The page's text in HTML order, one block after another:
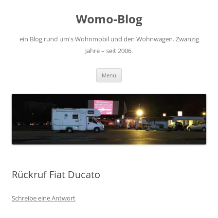
Womo-Blog
ein Blog rund um's Wohnmobil und den Wohnwagen. Zwanzig
Jahre – seit 2006.
Menü
Rückruf Fiat Ducato
Schreibe eine Antwort